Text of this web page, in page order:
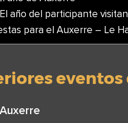
El año del participante
para el Auxerre – Le
eventos
Auxerre